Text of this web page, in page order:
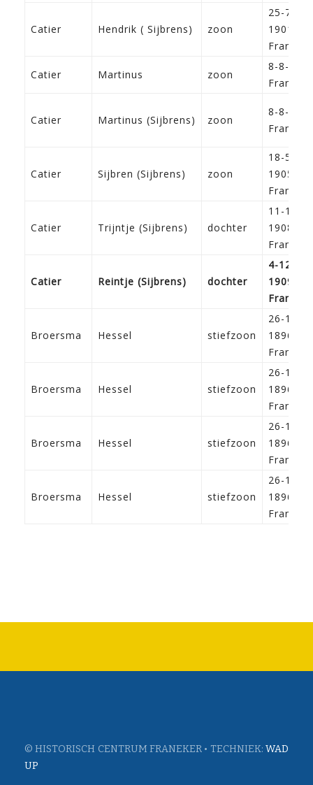
Catier Hendrik ( Sijbrens) zoon
25-7-
1901
Franeker
Catier Martinus zoon
8-8-
Franeker
Catier Martinus (Sijbrens) zoon
8-8-
Franeker
Catier Sijbren (Sijbrens) zoon
18-5-
1905
Franeker
Catier Trijntje (Sijbrens) dochter
11-10-
1908
Franeker
Catier Reintje (Sijbrens) dochter
4-12-
1909
Franeker
Broersma Hessel stiefzoon
26-1-
1896
Franeker
Broersma Hessel stiefzoon
26-1-
1896
Franeker
Broersma Hessel stiefzoon
26-1-
1896
Franeker
Broersma Hessel stiefzoon
26-1-
1896
Franeker
© HISTORISCH CENTRUM FRANEKER • TECHNIEK: WAD
UP